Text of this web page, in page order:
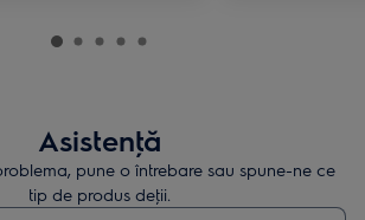
Asistenţă
pune o întrebare sau spune-ne ce
tip de produs deţii.